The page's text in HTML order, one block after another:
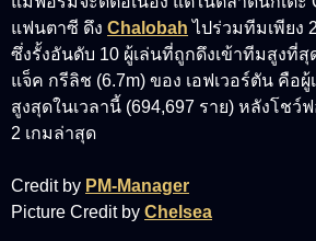
แฟนตาซี ดึง Chalobah ไปร่วมทีมเพียง
ซึ่งรั้งอันดับ 10 ผู้เล่นที่ถูกดึงเข้าทีมสูงที่
แจ็ค กรีลิช (6.7m) ของ เอฟเวอร์ตัน คือ
สูงสุดในเวลานี้ (694,697 ราย) หลังโชว์
2 เกมล่าสุด
Credit by PM-Manager
Picture Credit by Chelsea